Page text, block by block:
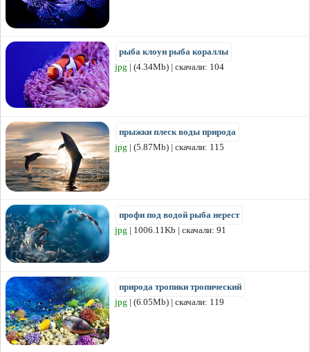
рыба клоун рыба кораллы
jpg | (4.34Mb) | скачали: 104
прыжки плеск воды природа
jpg | (5.87Mb) | скачали: 115
профи под водой рыба нерест
jpg | 1006.11Kb | скачали: 91
природа тропики тропический
jpg | (6.05Mb) | скачали: 119